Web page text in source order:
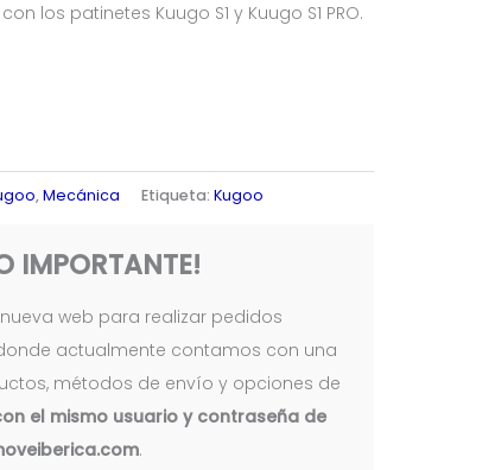
los patinetes Kuugo S1 y Kuugo S1 PRO.
,Mecánica Etiqueta: Kugoo
IMPORTANTE!
web para realizar pedidos
actualmente contamos con una
métodos de envío y opciones de
el mismo usuario y contraseña de
.